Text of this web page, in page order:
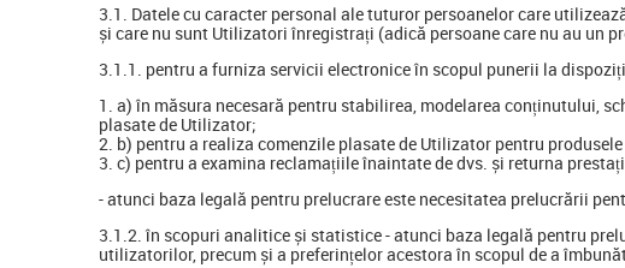
3.1. Datele cu caracter personal ale tuturor persoanelor care
și care nu sunt Utilizatori înregistrați (adică persoane care nu au un
3.1.1. pentru a furniza servicii electronice în scopul punerii la
a) în măsura necesară pentru stabilirea, modelarea conținutului,
plasate de Utilizator;
b) pentru a realiza comenzile plasate de Utilizator pentru
c) pentru a examina reclamațiile înaintate de dvs. și returna
- atunci baza legală pentru prelucrare este necesitatea prelucrării
3.1.2. în scopuri analitice și statistice - atunci baza legală pentru
utilizatorilor, precum și a preferințelor acestora în scopul de a